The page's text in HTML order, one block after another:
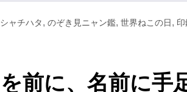
シャチハタ, のぞき見ニャン鑑, 世界ねこの日,
を前に、名前に手